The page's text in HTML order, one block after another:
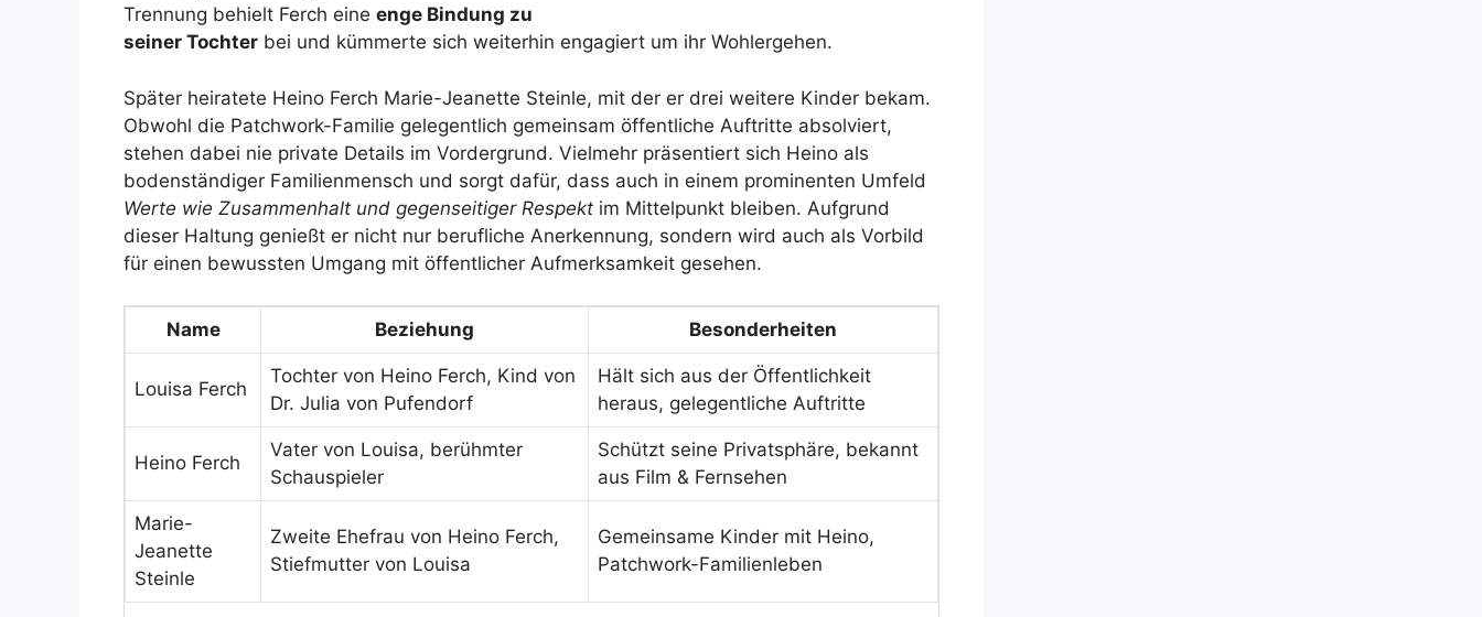
Trennung behielt Ferch eine enge Bindung zu
seiner Tochter bei und kümmerte sich weiterhin engagiert um ihr Wohlergehen.
Später heiratete Heino Ferch Marie-Jeanette Steinle, mit der er drei weitere Kinder bekam.
Obwohl die Patchwork-Familie gelegentlich gemeinsam öffentliche Auftritte absolviert,
stehen dabei nie private Details im Vordergrund. Vielmehr präsentiert sich Heino als
bodenständiger Familienmensch und sorgt dafür, dass auch in einem prominenten Umfeld
Werte wie Zusammenhalt und gegenseitiger Respekt im Mittelpunkt bleiben. Aufgrund
dieser Haltung genießt er nicht nur berufliche Anerkennung, sondern wird auch als Vorbild
für einen bewussten Umgang mit öffentlicher Aufmerksamkeit gesehen.
Name Beziehung Besonderheiten
Louisa Ferch
Tochter von Heino Ferch, Kind von
Dr. Julia von Pufendorf
Hält sich aus der Öffentlichkeit
heraus, gelegentliche Auftritte
Heino Ferch
Vater von Louisa, berühmter
Schauspieler
Schützt seine Privatsphäre, bekannt
aus Film & Fernsehen
Marie-
Jeanette
Steinle
Zweite Ehefrau von Heino Ferch,
Stiefmutter von Louisa
Gemeinsame Kinder mit Heino,
Patchwork-Familienleben